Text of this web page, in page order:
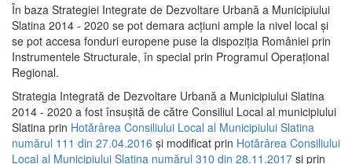
În baza Strategiei Integrate de Dezvoltare Urbană a Municipiului
Slatina 2014 - 2020 se pot demara acţiuni ample la nivel local şi
se pot accesa fonduri europene puse la dispoziţia României prin
Instrumentele Structurale, în special prin Programul Operațional
Regional.
Strategia Integrată de Dezvoltare Urbană a Municipiului Slatina
2014 - 2020 a fost însuşită de către Consiliul Local al municipiului
Slatina prin Hotărârea Consiliului Local al Municipiului Slatina
numărul 111 din 27.04.2016 și modificat prin Hotărârea Consiliului
Local al Municipiului Slatina numărul 310 din 28.11.2017 și prin